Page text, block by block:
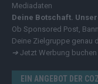
Mediadaten
Deine Botschaft.
Ob Sponsored Post,
Deine Zielgruppe genau
➔ Jetzt Werbung
EIN ANGEBOT DER